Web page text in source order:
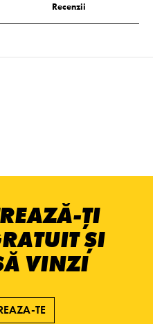
Recenzii
ȚI
ȘI
VINZI
TE